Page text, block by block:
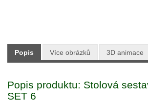
Popis Více obrázků 3D animace
Popis produktu: Stolová
SET 6